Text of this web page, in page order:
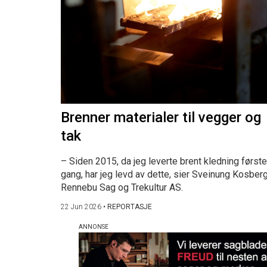
Brenner materialer til vegger og
tak
– Siden 2015, da jeg leverte brent kledning første
gang, har jeg levd av dette, sier Sveinung
Rennebu Sag og Trekultur AS.
22 Jun 2026 • REPORTASJE